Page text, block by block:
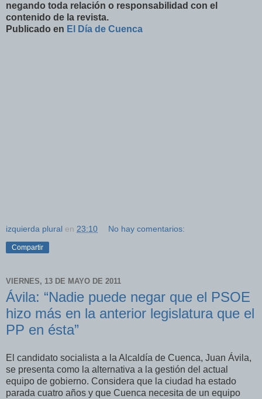
negando toda relación o responsabilidad con el
contenido de la revista.
Publicado en El Día de Cuenca
izquierda plural en 23:10 No hay comentarios:
Compartir
VIERNES, 13 DE MAYO DE 2011
Ávila: “Nadie puede negar que el PSOE
hizo más en la anterior legislatura que el
PP en ésta”
El candidato socialista a la Alcaldía de Cuenca, Juan Ávila,
se presenta como la alternativa a la gestión del actual
equipo de gobierno. Considera que la ciudad ha estado
parada cuatro años y que Cuenca necesita de un equipo